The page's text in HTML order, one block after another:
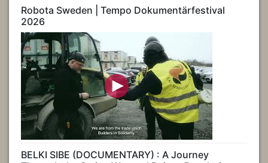
Robota Sweden | Tempo Dokumentärfestival
2026
BELKI SIBE (DOCUMENTARY) : A Journey